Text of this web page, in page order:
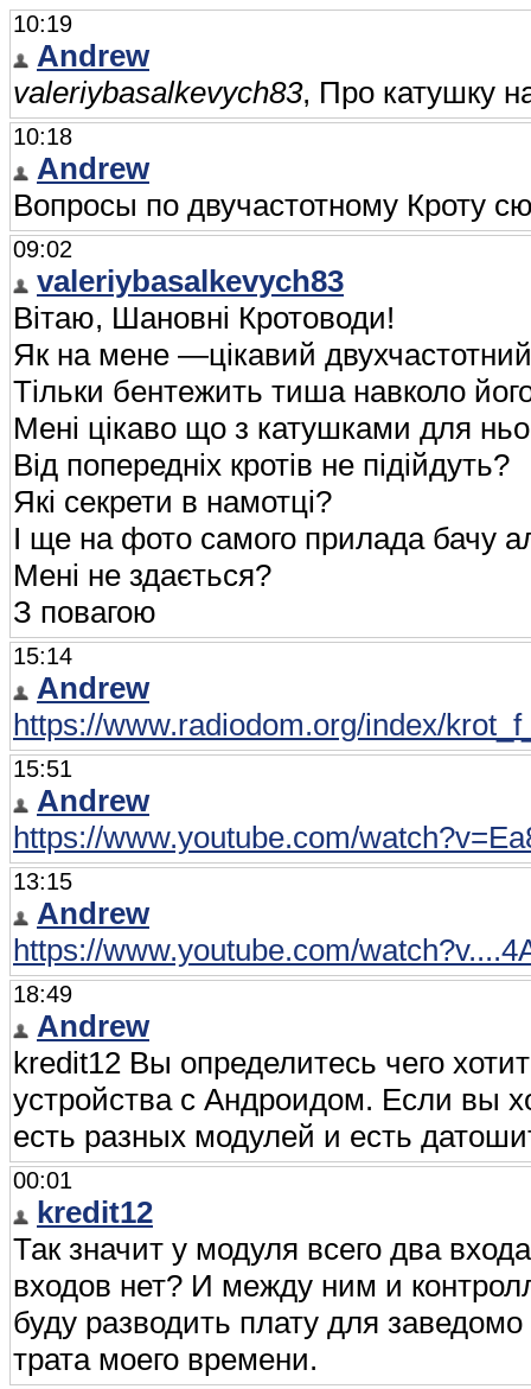
10:19
Andrew
valeriybasalkevych83, Про катушку
10:18
Andrew
Вопросы по двучастотному Кроту
09:02
valeriybasalkevych83
Вітаю, Шановні Кротоводи!
Як на мене —цікавий
Тільки бентежить тиша навколо
Мені цікаво що з катушками для
Від попередніх кротів не підійдуть?
Які секрети в намотці?
І ще на фото самого прилада бачу
Мені не здається?
З повагою
15:14
Andrew
https://www.radiodom.org/index/
15:51
Andrew
https://www.youtube.com/
13:15
Andrew
https://www.youtube.com/
18:49
Andrew
kredit12 Вы определитесь чего
устройства с Андроидом. Если вы
есть разных модулей и есть
00:01
kredit12
Так значит у модуля всего два
входов нет? И между ним и
буду разводить плату для
трата моего времени.